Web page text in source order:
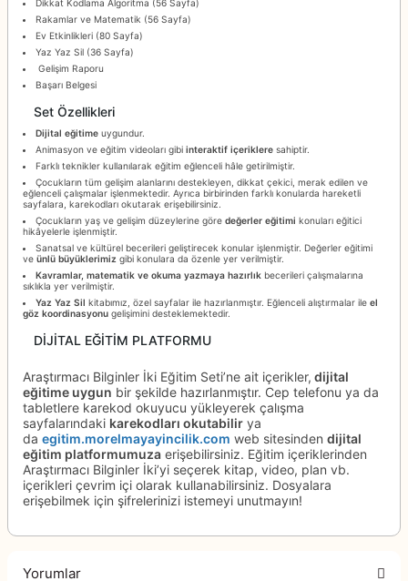
Dikkat Kodlama Algoritma (56 Sayfa)
Rakamlar ve Matematik (56 Sayfa)
Ev Etkinlikleri (80 Sayfa)
Yaz Yaz Sil (36 Sayfa)
Gelişim Raporu
Başarı Belgesi
Set Özellikleri
Dijital eğitime uygundur.
Animasyon ve eğitim videoları gibi interaktif içeriklere sahiptir.
Farklı teknikler kullanılarak eğitim eğlenceli hâle getirilmiştir.
Çocukların tüm gelişim alanlarını destekleyen, dikkat çekici, merak edilen ve
eğlenceli çalışmalar işlenmektedir. Ayrıca birbirinden farklı konularda hareketli
sayfalara, karekodları okutarak erişebilirsiniz.
Çocukların yaş ve gelişim düzeylerine göredeğerler eğitimi konuları eğitici
hikâyelerle işlenmiştir.
Sanatsal ve kültürel becerileri geliştirecek konular işlenmiştir. Değerler eğitimi
ve ünlü büyüklerimiz gibi konulara da özenle yer verilmiştir.
Kavramlar, matematik ve okuma yazmaya hazırlık becerileri çalışmalarına
sıklıkla yer verilmiştir.
Yaz Yaz Sil kitabımız, özel sayfalar ile hazırlanmıştır. Eğlenceli alıştırmalar ileel
göz koordinasyonu gelişimini desteklemektedir.
DİJİTAL EĞİTİM PLATFORMU
Araştırmacı Bilginler İki Eğitim Seti’ne ait içerikler, dijital
eğitime uygun bir şekilde hazırlanmıştır. Cep telefonu ya da
tabletlere karekod okuyucu yükleyerek çalışma
sayfalarındaki karekodları okutabilir ya
da egitim.morelmayayincilik.com web sitesinden dijital
eğitim platformumuza erişebilirsiniz. Eğitim içeriklerinden
Araştırmacı Bilginler İki’yi seçerek kitap, video, plan vb.
içerikleri çevrim içi olarak kullanabilirsiniz. Dosyalara
erişebilmek için şifrelerinizi istemeyi unutmayın!
Yorumlar